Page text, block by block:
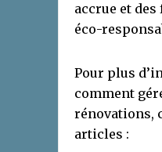
accrue et
éco-
Pour plus
comment
rénovations,
articles :